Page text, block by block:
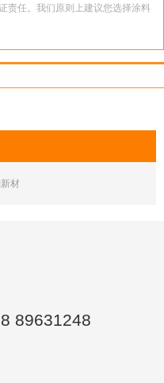
责任。我们原则上建议您选择涂料
材
89631248